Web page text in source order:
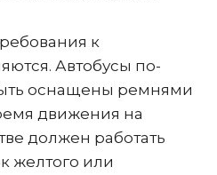
к
Автобусы по-
оснащены ремнями
движения на
должен работать
желтого или